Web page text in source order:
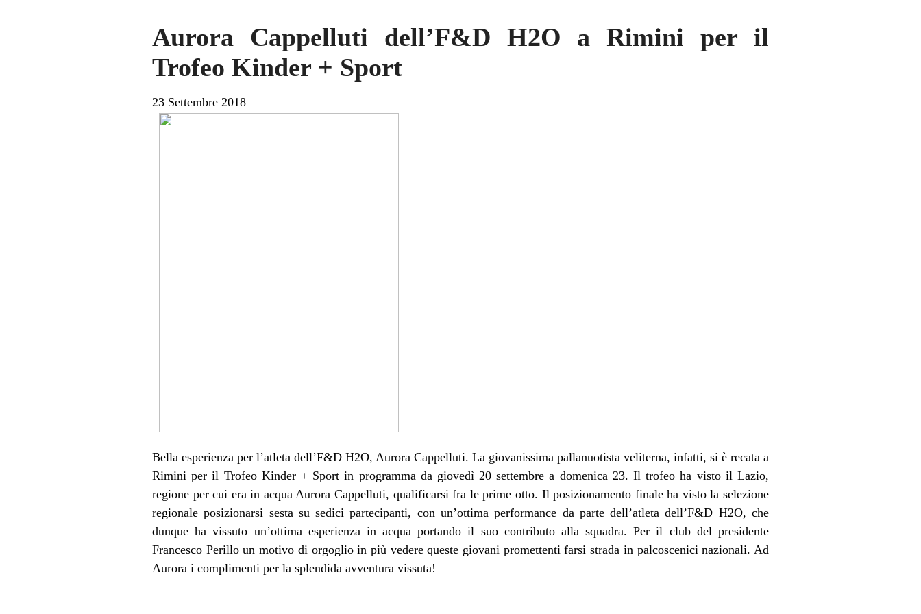
Aurora Cappelluti dell’F&D H2O a Rimini per il
Trofeo Kinder + Sport
23 Settembre 2018
Bella esperienza per l’atleta dell’F&D H2O, Aurora Cappelluti. La giovanissima pallanuotista veliterna, infatti, si è recata a
Rimini per il Trofeo Kinder + Sport in programma da giovedì 20 settembre a domenica 23. Il trofeo ha visto il Lazio,
regione per cui era in acqua Aurora Cappelluti, qualificarsi fra le prime otto. Il posizionamento finale ha visto la selezione
regionale posizionarsi sesta su sedici partecipanti, con un’ottima performance da parte dell’atleta dell’F&D H2O, che
dunque ha vissuto un’ottima esperienza in acqua portando il suo contributo alla squadra. Per il club del presidente
Francesco Perillo un motivo di orgoglio in più vedere queste giovani promettenti farsi strada in palcoscenici nazionali. Ad
Aurora i complimenti per la splendida avventura vissuta!